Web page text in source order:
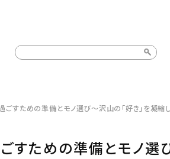
カテゴリー一覧カテゴリー一覧
過ごすための準備とモノ選び～沢山の「好き」を凝
ごすための準備とモノ選